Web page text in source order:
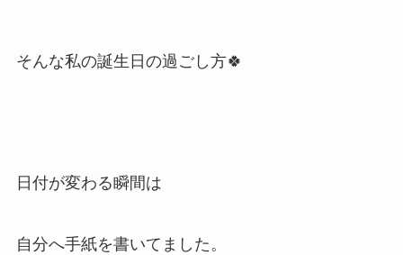
そんな私の誕生日の過ごし方🍀
日付が変わる瞬間は
自分へ手紙を書いてました。